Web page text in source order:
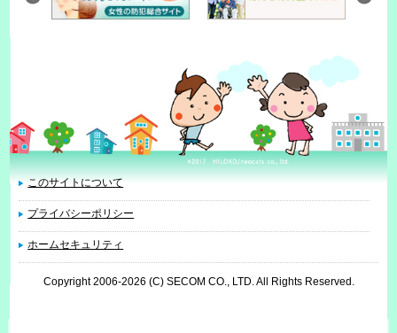
このサイトについて
プライバシーポリシー
ホームセキュリティ
Copyright 2006-2026 (C) SECOM CO., LTD. All Rights Reserved.